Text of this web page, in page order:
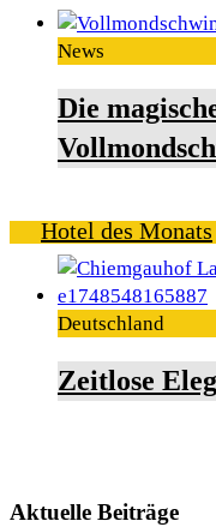
News
Die
Hotel des Monats
Deutschland
Zeitlose
Aktuelle Beiträge